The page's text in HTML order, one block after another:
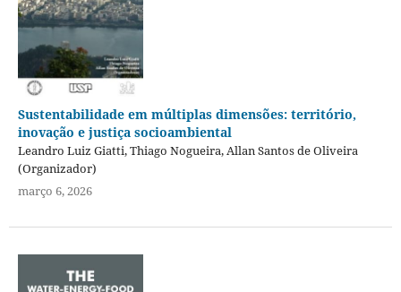
Sustentabilidade em múltiplas dimensões: território,
inovação e justiça socioambiental
Leandro Luiz Giatti, Thiago Nogueira, Allan Santos de Oliveira
(Organizador)
março 6, 2026